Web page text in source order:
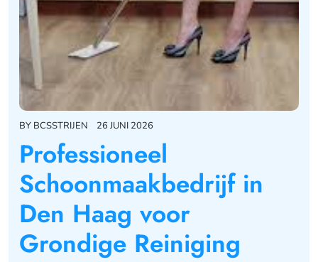
BY BCSSTRIJEN 26 JUNI 2026
Professioneel
Schoonmaakbedrijf in
Den Haag voor
Grondige Reiniging